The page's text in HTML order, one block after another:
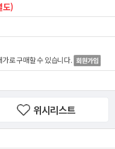
도)
가로 구매할 수 있습니다.
위시리스트